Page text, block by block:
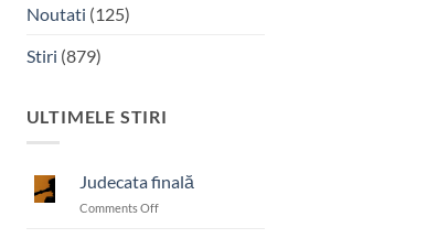
Noutati (125)
Stiri (879)
ULTIMELE STIRI
Judecata finală
Comments Offon